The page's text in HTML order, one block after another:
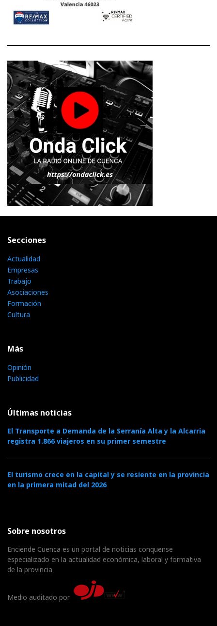
Secciones
Actualidad
Empresas
Trabajo
Asociaciones
Formación
Cultura
Más
Opinión
Publicidad
Últimas noticias
El Transporte a Demanda de la Serranía Alta y la Alcarria
registra 1.866 viajeros en su primer semestre
El turismo crece en la capital y se resiente en la provincia
en la primera mitad del 2026
Sobre nosotros
Enciende Cuenca es un portal de noticias conquense
especializado en la actualidad económica, laboral y formativa
de la provincia
Medio auditado por